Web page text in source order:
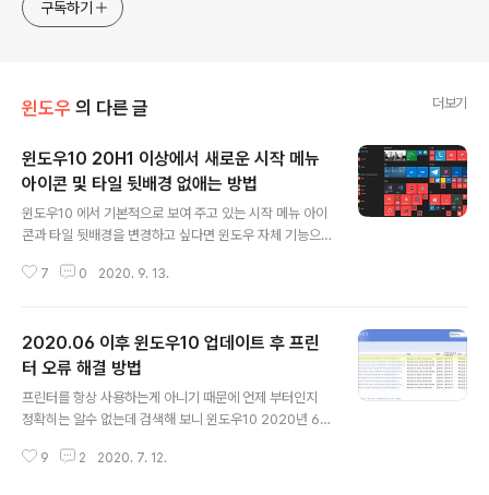
구독하기
윈도우 의 다른 글 더보기
윈도우10 20H1 이상에서 새로운 시작 메뉴
아이콘 및 타일 뒷배경 없애는 방법
윈도우10 에서 기본적으로 보여 주고 있는 시작 메뉴 아이
콘과 타일 뒷배경을 변경하고 싶다면 윈도우 자체 기능으
려운 점이 있지만 약간은 색다른 윈도우10 시작 메뉴 및 타
습니다. 개발자이다 보니 개발적인 프로그램이 많네요. ㅋ
기본적으로 시작 메뉴는 기본 폴더 모양이고 타일은 사용
자가 설정한 색상으로 표시 됩니다. 윈도우 기본 앱의 경우
는 배경이 파란색인데 다른 프로그램은 제가 윈도우에서
긴 한데 통일성이 없어 보여서 그렇게 좋아 보이진 않습니
7 0 2020. 9. 13.
2020.06 이후 윈도우10 업데이트 후 프린
터 오류 해결 방법
프린터를 항상 사용하는게 아니기 때문에 언제 부터인지
정확히는 알수 없는데 검색해 보니 윈도우10 2020년 6월
무 중에 프린터 할일이 있어 프린트를 했는데 아무런 반응
9 2 2020. 7. 12.